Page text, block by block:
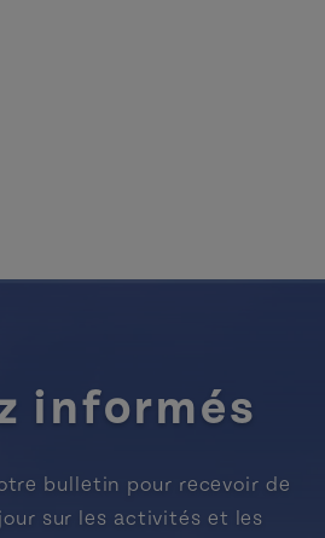
informés
bulletin pour recevoir de
sur les activités et les